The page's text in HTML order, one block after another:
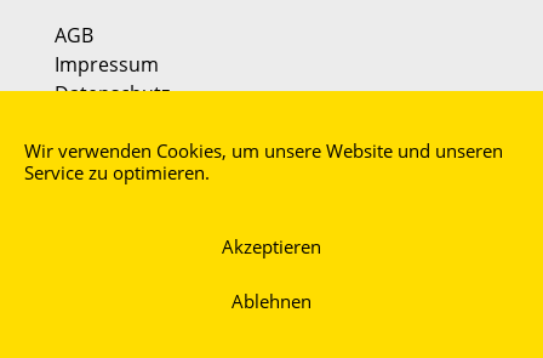
Wir verwenden Cookies, um unsere Website und unseren
Service zu optimieren.
Akzeptieren
Ablehnen
AGB
Impressum
Datenschutz
Partner:
Faszination Mosel